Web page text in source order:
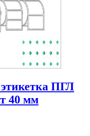
ПГЛ
40 мм